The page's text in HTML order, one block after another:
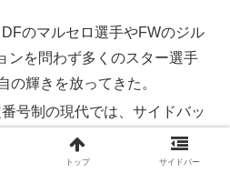
DFのマルセロ選手やFWのジル
ンを問わず多くのスター選手
の輝きを放ってきた。
号制の現代では、サイドバッ
、様々な役割を持つ選手が12
トップ サイドバー